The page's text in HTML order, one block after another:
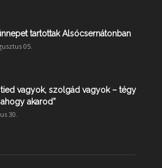
tartottak Alsócsernátonban
05.
tied vagyok, szolgád vagyok – tégy
akarod”
30.